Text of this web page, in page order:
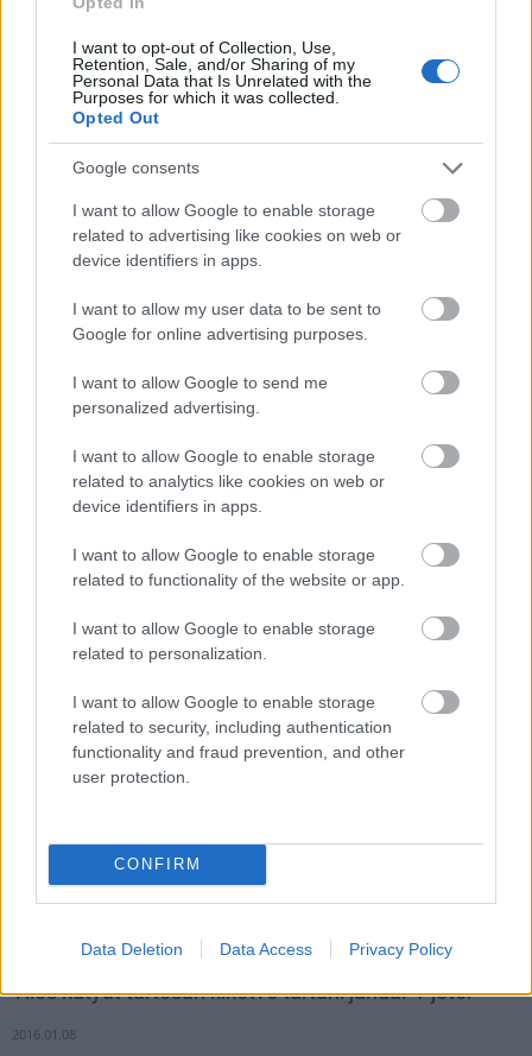
I want to opt-out of Collection, Use,
Retention, Sale, and/or Sharing of my
Personal Data that Is Unrelated with the
Purposes for which it was collected.
Opted Out
Google consents
I want to allow Google to enable storage
related to advertising like cookies on web or
device identifiers in apps.
I want to allow my user data to be sent to
Google for online advertising purposes.
I want to allow Google to send me
personalized advertising.
I want to allow Google to enable storage
related to analytics like cookies on web or
device identifiers in apps.
I want to allow Google to enable storage
related to functionality of the website or app.
I want to allow Google to enable storage
related to personalization.
I want to allow Google to enable storage
related to security, including authentication
functionality and fraud prevention, and other
user protection.
CONFIRM
Data Deletion Data Access Privacy Policy
Eredetigazolás nélküli tűzifát zároltak és szállítójegy nélküli
tüzelő szállítását akadályozták meg februárban a Nemzeti
Élelmiszerlánc-biztonsági Hivatal (Nébih) ellenőrei és a
Dombóvári Rendőrkapitányság közös ellenőrzése során Tolna
megyében.
Az ünnepekkor is figyeljünk az élelmiszerek
tárolására!
Karácsony környékén több élelmiszert vásárolnak az emberek a
szokásosnál, így fokozottan oda kell figyelni az ételek megfelelő
kezelésére
Többségében jó eredményt hozott tavaszi
élelmiszerlánc-ellenőrzés
Országos hírek
A húsvétkor népszerű élőnyúl-árusítás felügyelete sem maradt
Tilos kutyát tartósan kikötve tartani január 1-jétől
2016.01.08